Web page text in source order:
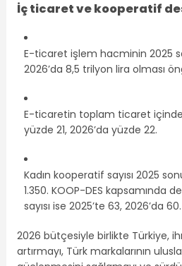
İç ticaret ve kooperatif
E-ticaret işlem hacminin 2025
2026’da 8,5 trilyon lira olması
E-ticaretin toplam ticaret
yüzde 21, 2026’da yüzde 22.
Kadın kooperatif sayısı 2025
1.350. KOOP-DES kapsamında
sayısı ise 2025’te 63, 2026’da 60.
2026 bütçesiyle birlikte Türkiye,
artırmayı, Türk markalarının